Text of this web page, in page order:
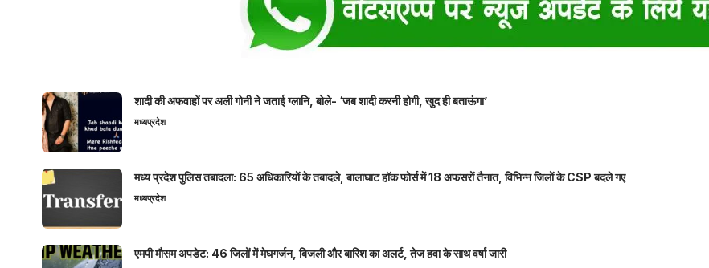
शादी की अफवाहों पर अली गोनी ने जताई ग्लानि, बोले- ‘जब शादी करनी होगी, खुद ही बताऊंगा’
मध्यप्रदेश
मध्य प्रदेश पुलिस तबादला: 65 अधिकारियों के तबादले, बालाघाट हॉक फोर्स में 18 अफसरों तैनात, विभिन्न जिलों के CSP बदले गए
मध्यप्रदेश
एमपी मौसम अपडेट: 46 जिलों में मेघगर्जन, बिजली और बारिश का अलर्ट, तेज हवा के साथ वर्षा जारी